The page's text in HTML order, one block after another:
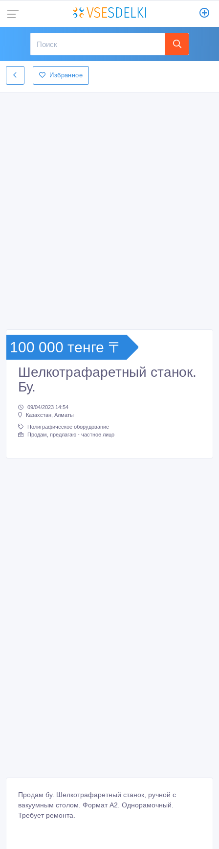
Избранное
100 000 тенге 〒
Шелкотрафаретный станок.
Бу.
09/04/2023 14:54
Казахстан, Алматы
Полиграфическое оборудование
Продам, предлагаю - частное лицо
Продам бу. Шелкотрафаретный станок, ручной с
вакуумным столом. Формат А2. Однорамочный.
Требует ремонта.